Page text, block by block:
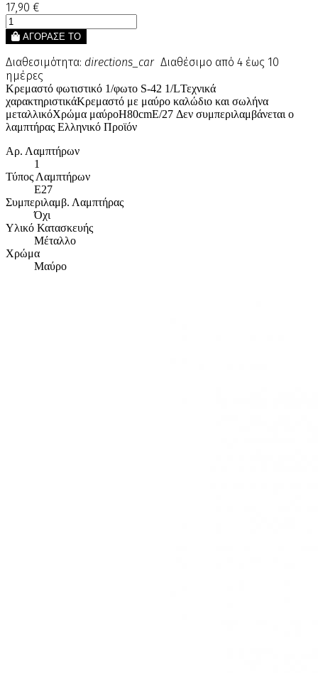
17,90 €
ΑΓΟΡΑΣΕ ΤΟ
Διαθεσιμότητα: directions_car Διαθέσιμο από 4 έως 10
ημέρες
Κρεμαστό φωτιστικό 1/φωτο S-42 1/LΤεχνικά
χαρακτηριστικάΚρεμαστό με μαύρο καλώδιο και σωλήνα
μεταλλικόΧρώμα μαύροΗ80cmE/27 Δεν συμπεριλαμβάνεται ο
λαμπτήρας Ελληνικό Προϊόν
Αρ. Λαμπτήρων
1
Τύπος Λαμπτήρων
E27
Συμπεριλαμβ. Λαμπτήρας
Όχι
Υλικό Κατασκευής
Μέταλλο
Χρώμα
Μαύρο